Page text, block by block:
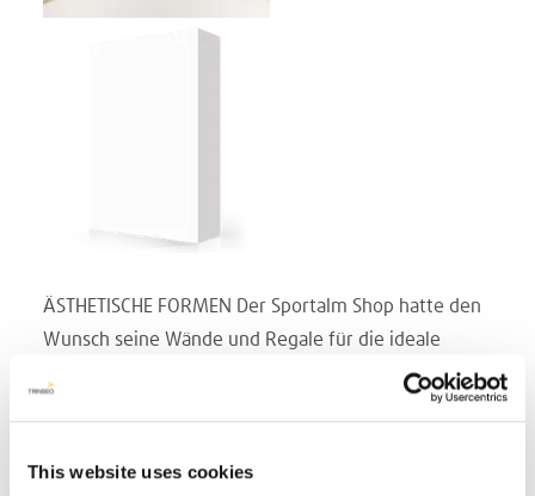
This website uses cookies
ÄSTHETISCHE FORMEN Der Sportalm Shop hatte den
Wunsch seine Wände und Regale für die ideale
Präsentation seiner Waren gestalten. Mit Avonite
einheitlichen Darstellung präsentieren.